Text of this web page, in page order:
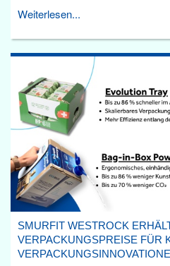
Weiterlesen...
SMURFIT WESTROCK
VERPACKUNGSPREISE FÜR